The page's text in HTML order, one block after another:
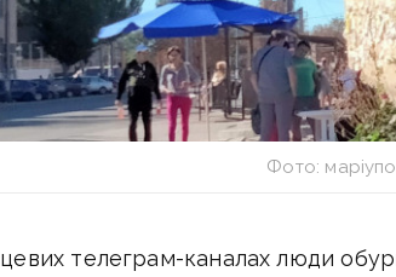
Фото:
телеграм-каналах люди